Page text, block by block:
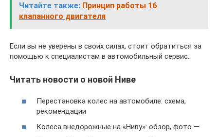
Читайте также: Принцип работы 16
клапанного двигателя
Если вы не уверены в своих силах, стоит обратиться за
помощью к специалистам в автомобильный сервис.
Читать новости о новой Ниве
Перестановка колес на автомобиле: схема,
рекомендации
Колеса внедорожные на «Ниву»: обзор, фото —